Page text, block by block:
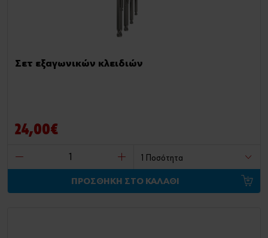
Σετ εξαγωνικών κλειδιών
24,00€
ΠΡΟΣΘΗΚΗ ΣΤΟ ΚΑΛΑΘΙ